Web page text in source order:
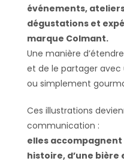
événements,
dégustations et
marque Colmant.
Une manière
et de le partager avec
ou simplement
Ces illustrations
communication :
elles accompagnent
histoire, d’une bière